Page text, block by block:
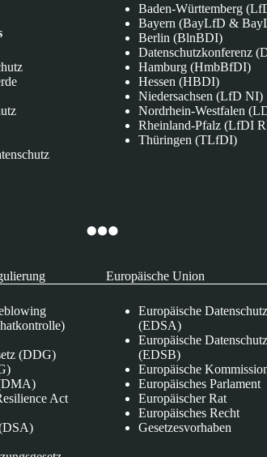
Baden-Württemberg
Bayern (BayLfD &
Berlin (BlnBDI)
Datenschutzkonferenz
Hamburg (HmbBfDI)
Hessen (HBDI)
Niedersachsen (LfD NI)
Nordrhein-Westfalen
Rheinland-Pfalz (LfDI
Thüringen (TLfDI)
(DDG)
Act
Europäische Union
Europäische
(EDSA)
Europäische
(EDSB)
Europäische
Europäisches Parlament
Europäischer Rat
Europäisches Recht
Gesetzesvorhaben